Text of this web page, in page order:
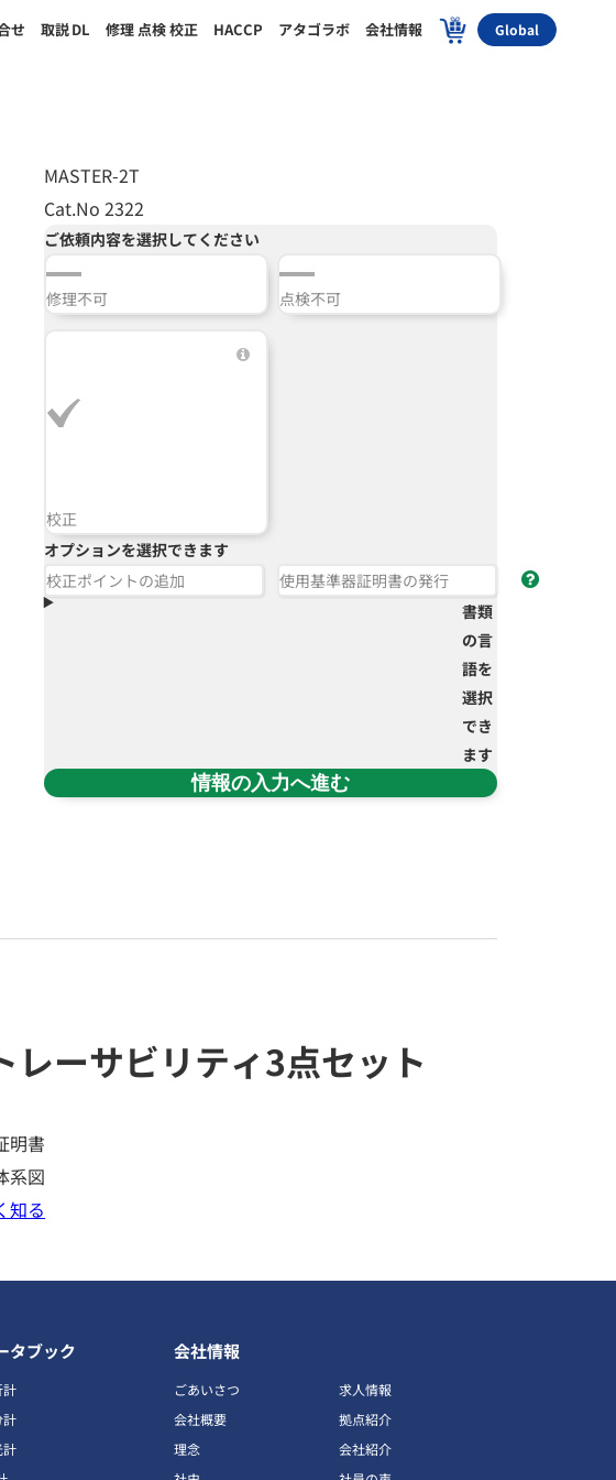
せ 取説DL 修理 点検 校正 HACCP アタゴラボ 会社情報 Global
MASTER-2T
Cat.No 2322
ご依頼内容を選択してください
修理不可 点検不可
校正
オプションを選択できます
校正ポイントの追加
使用基準器証明書の発行
書類
の言
語を
選択
でき
ます
情報の入力へ進む
レーサビリティ3点セット
明書
系図
知る
タブック
計
計
計
会社情報
ごあいさつ
会社概要
理念
求人情報
拠点紹介
会社紹介